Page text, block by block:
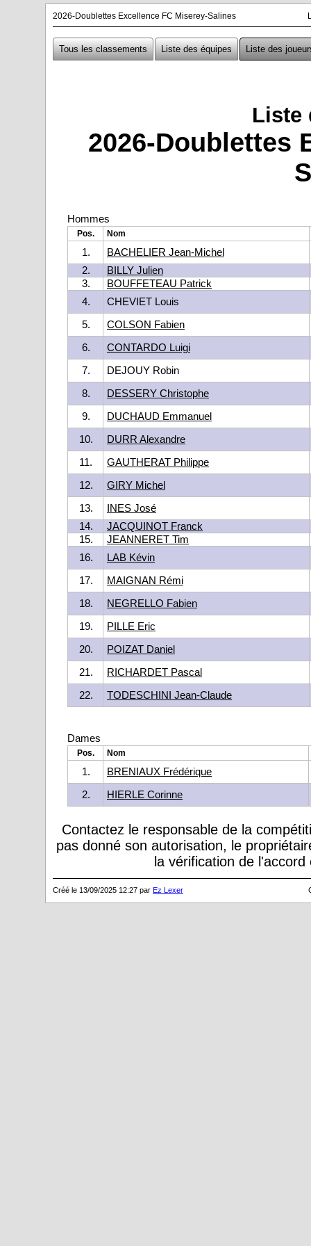
2026-Doublettes Excellence FC Miserey-Salines
Tous les classements Liste des équipes Liste des
Liste
2026-Doublettes
Hommes
Pos. Nom
1.
BACHELIER Jean-Michel
2.
BILLY Julien
3.
BOUFFETEAU Patrick
4.
CHEVIET Louis
5. COLSON Fabien
6. CONTARDO Luigi
7. DEJOUY Robin
8. DESSERY Christophe
9. DUCHAUD Emmanuel
10. DURR Alexandre
11. GAUTHERAT Philippe
12. GIRY Michel
13.
INES José
14.
JACQUINOT Franck
15.
JEANNERET Tim
16.
LAB Kévin
17. MAIGNAN Rémi
18. NEGRELLO Fabien
19. PILLE Eric
20. POIZAT Daniel
21. RICHARDET Pascal
22. TODESCHINI Jean-Claude
Dames
Pos. Nom
1. BRENIAUX Frédérique
2. HIERLE Corinne
Contactez le responsable de la
pas donné son autorisation, le
la vérification de
Créé le 13/09/2025 12:27 par Ez Lexer